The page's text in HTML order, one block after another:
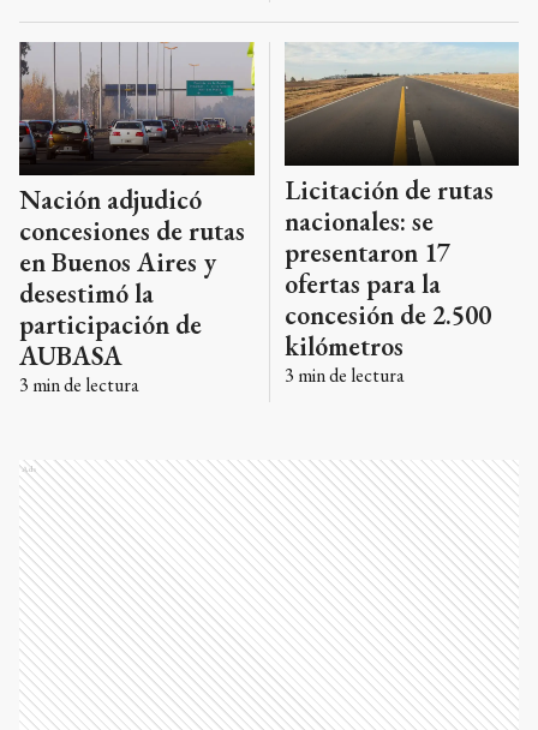
Nación adjudicó
concesiones de rutas
en Buenos Aires y
desestimó la
participación de
AUBASA
3 min de lectura
Licitación de rutas
nacionales: se
presentaron 17
ofertas para la
concesión de 2.500
kilómetros
3 min de lectura
Ads